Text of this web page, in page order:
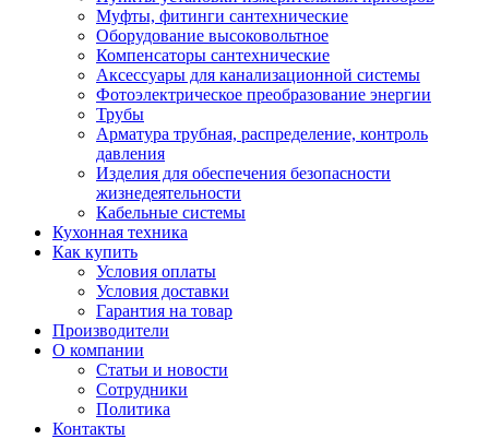
Муфты, фитинги сантехнические
Оборудование высоковольтное
Компенсаторы сантехнические
Аксессуары для канализационной системы
Фотоэлектрическое преобразование энергии
Трубы
Арматура трубная, распределение, контроль
давления
Изделия для обеспечения безопасности
жизнедеятельности
Кабельные системы
Кухонная техника
Как купить
Условия оплаты
Условия доставки
Гарантия на товар
Производители
О компании
Статьи и новости
Сотрудники
Политика
Контакты